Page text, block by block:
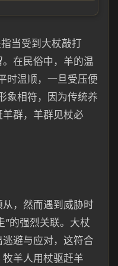
当受到大杖敲打
在民俗中，羊的温
时温顺，一旦受压便
象相符，因为传统养
群，羊群见杖必
，然而遇到威胁时
”的强烈关联。大杖
避与应对，这符合
羊人用杖驱赶羊